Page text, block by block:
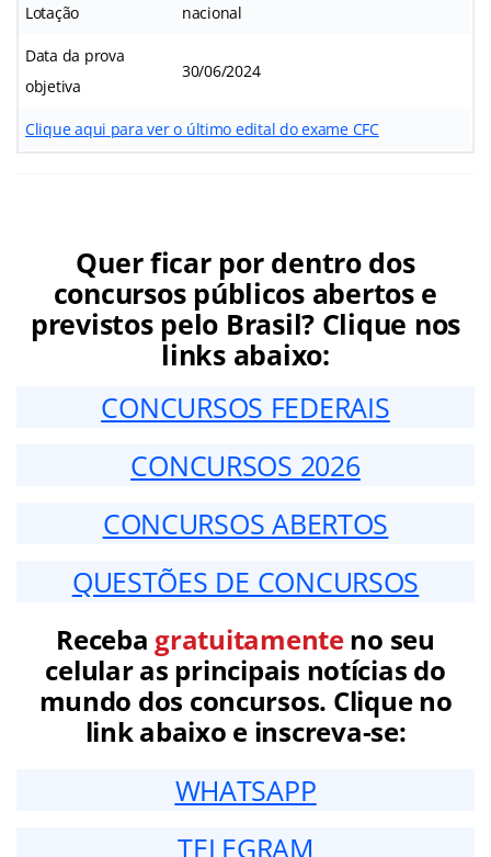
Lotação nacional
Data da prova
objetiva
30/06/2024
Clique aqui para ver o último edital do exame CFC
Quer ficar por dentro dos
concursos públicos abertos e
previstos pelo Brasil? Clique nos
links abaixo:
CONCURSOS FEDERAIS
CONCURSOS 2026
CONCURSOS ABERTOS
QUESTÕES DE CONCURSOS
Receba gratuitamenteno seu
celular as principais notícias do
mundo dos concursos. Clique no
link abaixo e inscreva-se:
WHATSAPP
TELEGRAM